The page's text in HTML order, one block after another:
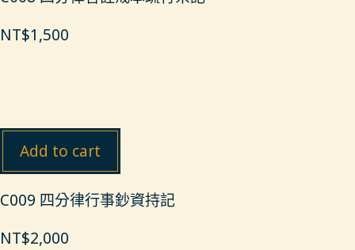
NT$1,500
Add to cart
C009 四分律行事鈔資持記
NT$2,000